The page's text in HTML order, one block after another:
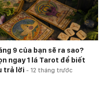
9 của bạn sẽ ra sao?
ngay 1 lá Tarot để biết
trả lời - 12 tháng trước